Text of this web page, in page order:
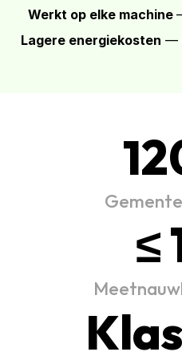
Werkt op elke machine
Lagere energiekosten —
≤